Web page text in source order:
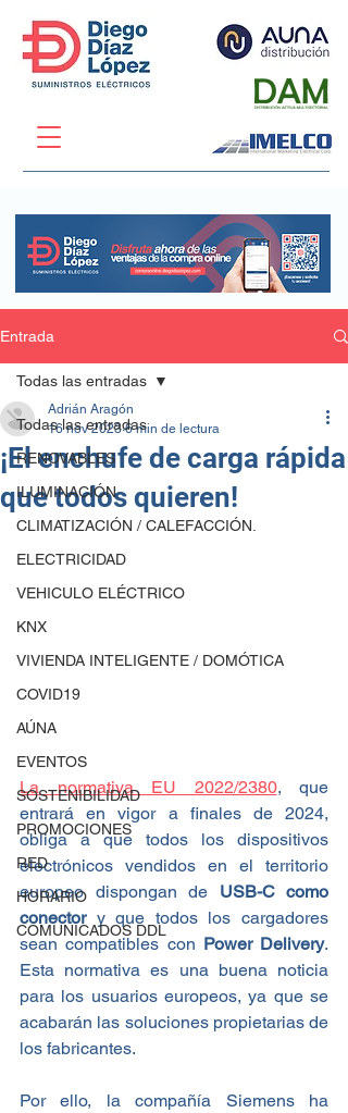
Entrada
Todas las entradas
RENOVABLES
ILUMINACIÓN
CLIMATIZACIÓN / CALEFACCIÓN.
ELECTRICIDAD
VEHICULO ELÉCTRICO
KNX
VIVIENDA INTELIGENTE / DOMÓTICA
COVID19
AÚNA
EVENTOS
SOSTENIBILIDAD
PROMOCIONES
RED
HORARIO
COMUNICADOS DDL
Todas las entradas
¡El enchufe de carga rápida
que todos quieren!
Adrián Aragón
16 nov 2023 6 min de lectura
La normativa EU 2022/2380, que
entrará en vigor a finales de 2024,
obliga a que todos los dispositivos
electrónicos vendidos en el territorio
europeo dispongan de USB-C como
conector y que todos los cargadores
sean compatibles con Power Delivery.
Esta normativa es una buena noticia
para los usuarios europeos, ya que se
acabarán las soluciones propietarias de
los fabricantes.
Por ello, la compañía Siemens ha